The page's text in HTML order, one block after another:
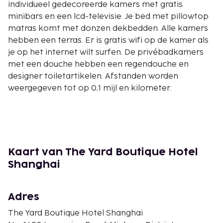
individueel gedecoreerde kamers met gratis
minibars en een lcd-televisie. Je bed met pillowtop
matras komt met donzen dekbedden. Alle kamers
hebben een terras. Er is gratis wifi op de kamer als
je op het internet wilt surfen. De privébadkamers
met een douche hebben een regendouche en
designer toiletartikelen. Afstanden worden
weergegeven tot op 0,1 mijl en kilometer.
Hongqiao Int'l Pearl City - 6,2 km
Laowaistraat 101 - 6,4 km
Winkeldistrict Xujiahui - 8,6 km
Xianxia Road - 9 km
Kaart van The Yard Boutique Hotel
Shanghai
Adres
The Yard Boutique Hotel Shanghai